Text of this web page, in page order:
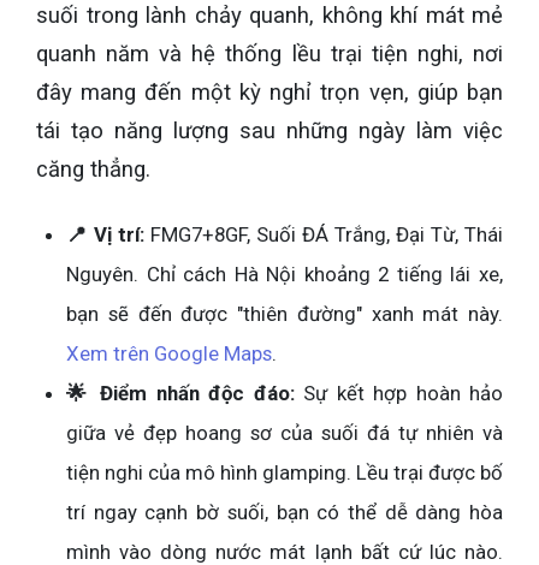
suối trong lành chảy quanh, không khí mát mẻ
quanh năm và hệ thống lều trại tiện nghi, nơi
đây mang đến một kỳ nghỉ trọn vẹn, giúp bạn
tái tạo năng lượng sau những ngày làm việc
căng thẳng.
📍 Vị trí: FMG7+8GF, Suối ĐÁ Trắng, Đại Từ, Thái
Nguyên. Chỉ cách Hà Nội khoảng 2 tiếng lái xe,
bạn sẽ đến được "thiên đường" xanh mát này.
Xem trên Google Maps.
🌟 Điểm nhấn độc đáo:Sự kết hợp hoàn hảo
giữa vẻ đẹp hoang sơ của suối đá tự nhiên và
tiện nghi của mô hình glamping. Lều trại được bố
trí ngay cạnh bờ suối, bạn có thể dễ dàng hòa
mình vào dòng nước mát lạnh bất cứ lúc nào.